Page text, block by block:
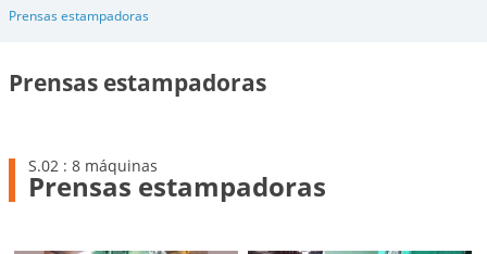
Prensas estampadoras
Prensas estampadoras
S.02 : 8 máquinas
Prensas estampadoras